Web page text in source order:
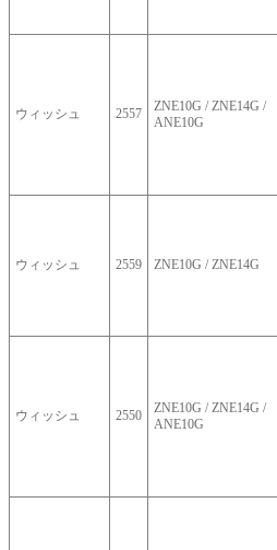
ウィッシュ 2557
ZNE10G / ZNE14G /
ANE10G
ウィッシュ 2559 ZNE10G / ZNE14G
ウィッシュ 2550
ZNE10G / ZNE14G /
ANE10G